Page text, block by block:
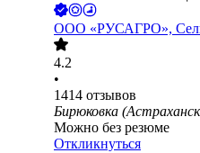
ООО «РУСАГРО»,
4.2
•
1414 отзывов
Бирюковка
Можно без резюме
Откликнуться